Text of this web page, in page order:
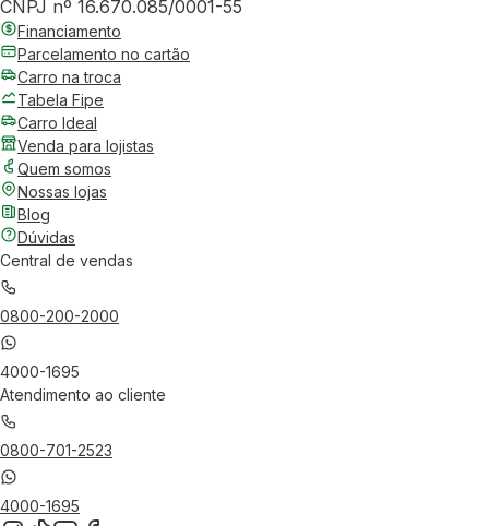
CNPJ nº 16.670.085/0001-55
Financiamento
Parcelamento no cartão
Carro na troca
Tabela Fipe
Carro Ideal
Venda para lojistas
Quem somos
Nossas lojas
Blog
Dúvidas
Central de vendas
0800-200-2000
4000-1695
Atendimento ao cliente
0800-701-2523
4000-1695